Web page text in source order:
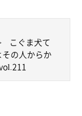
こぐま犬て
の人からか